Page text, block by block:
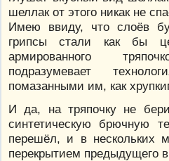
шеллак от этого никак не
Имею ввиду, что слоёв
грипсы стали как бы
армированного
подразумевает
помазанными им, как
И да, на тряпочку не
синтетическую брючную
перешёл, и в нескольких
перекрытием предыдущего